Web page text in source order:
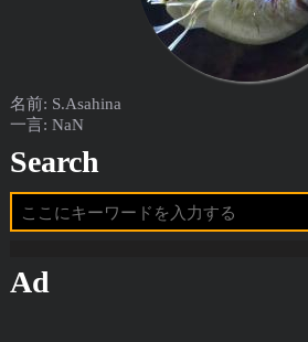
名前: S.Asahina
一言: NaN
Search
Ad